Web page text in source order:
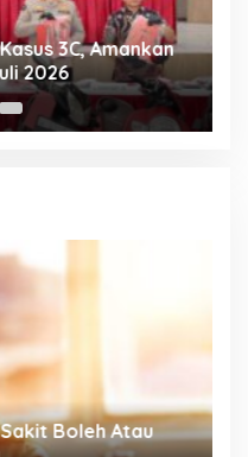
3C, Amankan
2026
Boleh Atau